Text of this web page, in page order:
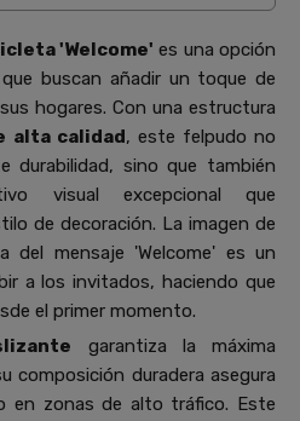
'Welcome' es una opción
buscan añadir un toque de
hogares. Con una estructura
alta calidad, este felpudo no
durabilidad, sino que también
visual excepcional que
de decoración. La imagen de
del mensaje 'Welcome' es un
a los invitados, haciendo que
el primer momento.
garantiza la máxima
composición duradera asegura
en zonas de alto tráfico. Este